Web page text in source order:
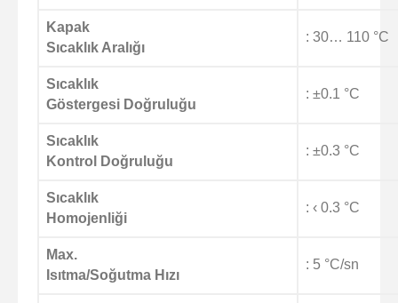
Kapak
Sıcaklık Aralığı
: 30… 110 °C
Sıcaklık
Göstergesi Doğruluğu
: ±0.1 °C
Sıcaklık
Kontrol Doğruluğu
: ±0.3 °C
Sıcaklık
Homojenliği
: ‹ 0.3 °C
Max.
Isıtma/Soğutma Hızı
: 5 °C/sn